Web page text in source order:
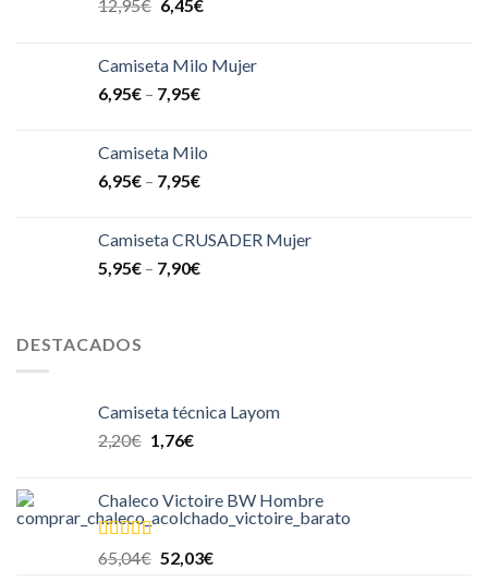
12,95€ 6,45€
Camiseta Milo Mujer
6,95€ – 7,95€
Camiseta Milo
6,95€ – 7,95€
Camiseta CRUSADER Mujer
5,95€ – 7,90€
DESTACADOS
Camiseta técnica Layom
2,20€ 1,76€
Chaleco Victoire BW Hombre
Valorado en
5.00
65,04€ 52,03€